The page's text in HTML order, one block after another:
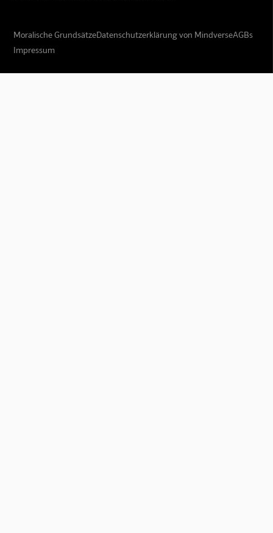
Moralische GrundsätzeDatenschutzerklärung von MindverseAGBs
Impressum